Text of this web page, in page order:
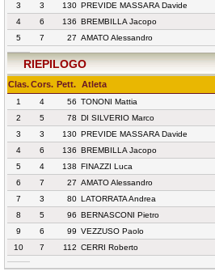
3
3 130 PREVIDE MASSARA Davide
4
6 136 BREMBILLA Jacopo
5
7 27 AMATO Alessandro
RIEPILOGO
Clas.Cors. Pett. Atleta
1 4 56 TONONI Mattia
2
5 78 DI SILVERIO Marco
3
3 130 PREVIDE MASSARA Davide
4
6 136 BREMBILLA Jacopo
5
4 138 FINAZZI Luca
6
7 27 AMATO Alessandro
7
3 80 LATORRATA Andrea
8
5 96 BERNASCONI Pietro
9
6 99 VEZZUSO Paolo
10
7 112 CERRI Roberto